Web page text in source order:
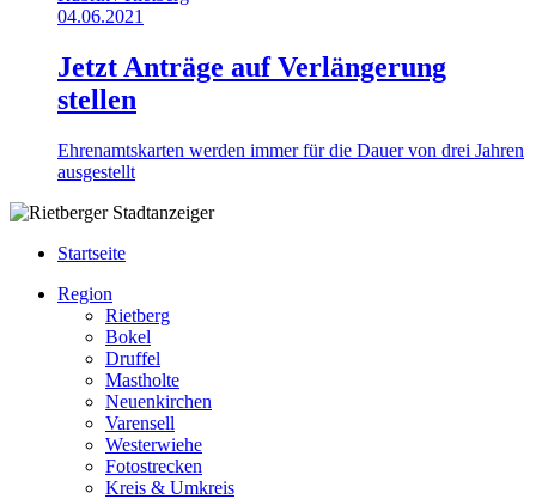
04.06.2021
Jetzt Anträge auf Verlängerung
stellen
Ehrenamtskarten werden immer für die Dauer von drei Jahren
ausgestellt
Startseite
Region
Rietberg
Bokel
Druffel
Mastholte
Neuenkirchen
Varensell
Westerwiehe
Fotostrecken
Kreis & Umkreis